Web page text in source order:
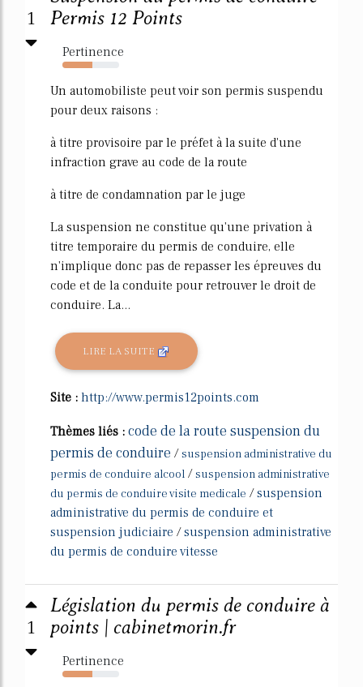
1
Permis 12 Points
Pertinence
53%
Un automobiliste peut voir son permis suspendu
pour deux raisons :
à titre provisoire par le préfet à la suite d'une
infraction grave au code de la route
à titre de condamnation par le juge
La suspension ne constitue qu'une privation à
titre temporaire du permis de conduire, elle
n'implique donc pas de repasser les épreuves du
code et de la conduite pour retrouver le droit de
conduire. La...
LIRE LA SUITE
Site : http://www.permis12points.com
Thèmes liés : code de la route suspension du
permis de conduire /suspension administrative du
permis de conduire alcool /suspension administrative
du permis de conduire visite medicale /suspension
administrative du permis de conduire et
suspension judiciaire /suspension administrative
du permis de conduire vitesse
1
Législation du permis de conduire à
points | cabinetmorin.fr
Pertinence
53%